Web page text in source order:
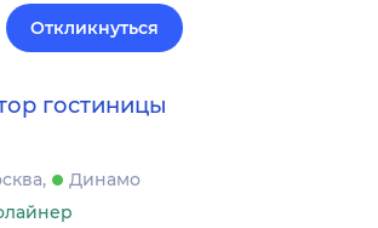
Откликнуться
гостиницы
Динамо